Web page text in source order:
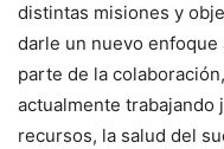
distintas misiones y
darle un nuevo enfoque
parte de la
actualmente trabajando
recursos, la salud del